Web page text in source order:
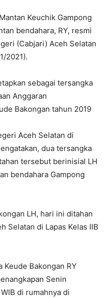
Keuchik Gampong
bendahara, RY, resmi
(Cabjari) Aceh Selatan
2021).
sebagai tersangka
Anggaran
Bakongan tahun 2019
Aceh Selatan di
dua tersangka
tersebut berinisial LH
bendahara Gampong
LH, hari ini ditahan
Selatan di Lapas Kelas IIB
Keude Bakongan RY
Senin
di rumahnya di